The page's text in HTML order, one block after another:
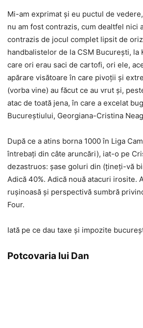
Mi-am exprimat și eu puctul de
nu am fost contrazis, cum dealtfel nici
contrazis de jocul complet lipsit de
handbalistelor de la CSM Bucureşti, la
care ori erau saci de cartofi, ori ele,
apărare visătoare în care pivoții și
(vorba vine) au făcut ce au vrut și,
atac de toată jena, în care a excelat
Bucureștiului, Georgiana-Cristina
După ce a atins borna 1000 în Liga
întrebați din câte aruncări), iat-o pe
dezastruos: șase goluri din (țineți-vă
Adică 40%. Adică nouă atacuri irosite.
rușinoasă și perspectivă sumbră
Four.
Iată pe ce dau taxe și impozite
Potcovaria lui Dan